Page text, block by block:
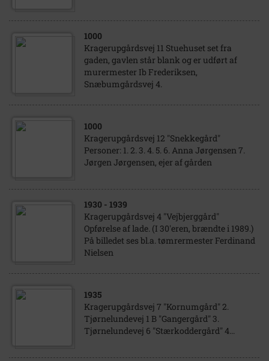
1000
Kragerupgårdsvej 11 Stuehuset set fra
gaden, gavlen står blank og er udført af
murermester Ib Frederiksen,
Snæbumgårdsvej 4.
1000
Kragerupgårdsvej 12 "Snekkegård"
Personer: 1. 2. 3. 4. 5. 6. Anna Jørgensen 7.
Jørgen Jørgensen, ejer af gården
1930 - 1939
Kragerupgårdsvej 4 "Vejbjerggård"
Opførelse af lade. (I 30'eren, brændte i 1989.)
På billedet ses bl.a. tømrermester Ferdinand
Nielsen
1935
Kragerupgårdsvej 7 "Kornumgård" 2.
Tjørnelundevej 1 B "Gangergård" 3.
Tjørnelundevej 6 "Stærkoddergård" 4...